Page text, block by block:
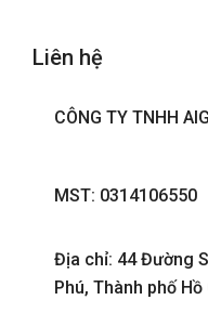
Liên hệ
CÔNG TY TNHH
MST: 0314106550
Địa chỉ: 44 Đường
Phú, Thành phố